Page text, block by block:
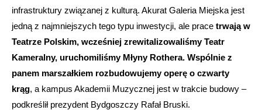
infrastruktury związanej z kulturą. Akurat Galeria Miejska jest
jedną z najmniejszych tego typu inwestycji, ale prace trwają w
Teatrze Polskim, wcześniej zrewitalizowaliśmy Teatr
Kameralny, uruchomiliśmy Młyny Rothera. Wspólnie z
panem marszałkiem rozbudowujemy operę o czwarty
krąg, a kampus Akademii Muzycznej jest w trakcie budowy –
podkreślił prezydent Bydgoszczy Rafał Bruski.